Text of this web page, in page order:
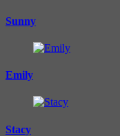
Sunny
Emily
Stacy